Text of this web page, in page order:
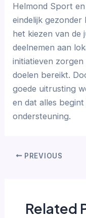
Helmond Sport
eindelijk
het kiezen van de
deelnemen aan
initiatieven
doelen bereikt.
goede uitrusting
en dat alles
ondersteuning.
PREVIOUS
Related